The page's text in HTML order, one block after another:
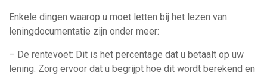
Enkele dingen waarop u moet letten bij het lezen van
leningdocumentatie zijn onder meer:
– De rentevoet: Dit is het percentage dat u betaalt op uw
lening. Zorg ervoor dat u begrijpt hoe dit wordt berekend en